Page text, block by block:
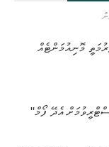
މޮނިއުމަންޓެއް
އެދޭ ފޯމް"